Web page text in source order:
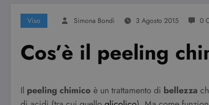
Viso Simona Bondi 3 Agosto 2015 0
Cos’è il peeling
Il peeling chimico è un trattamento di bellezza